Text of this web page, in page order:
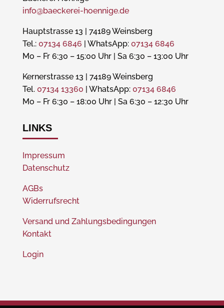
info@baeckerei-hoennige.de
Hauptstrasse 13 | 74189 Weinsberg
Tel.: 07134 6846 | WhatsApp: 07134 6846
Mo – Fr 6:30 – 15:00 Uhr | Sa 6:30 – 13:00 Uhr
Kernerstrasse 13 | 74189 Weinsberg
Tel. 07134 13360 | WhatsApp: 07134 6846
Mo – Fr 6:30 – 18:00 Uhr | Sa 6:30 – 12:30 Uhr
LINKS
Impressum
Datenschutz
AGBs
Widerrufsrecht
Versand und Zahlungsbedingungen
Kontakt
Login